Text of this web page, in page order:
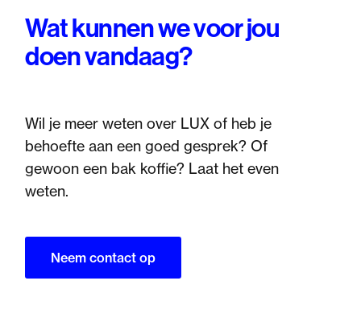
Wat kunnen we voor jou
doen vandaag?
Wil je meer weten over LUX of heb je
behoefte aan een goed gesprek? Of
gewoon een bak koffie? Laat het even
weten.
Neem contact op